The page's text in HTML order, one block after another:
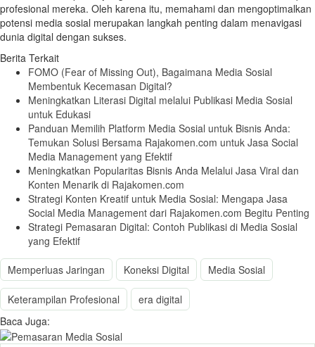
profesional mereka. Oleh karena itu, memahami dan mengoptimalkan
potensi media sosial merupakan langkah penting dalam menavigasi
dunia digital dengan sukses.
Berita Terkait
FOMO (Fear of Missing Out), Bagaimana Media Sosial
Membentuk Kecemasan Digital?
Meningkatkan Literasi Digital melalui Publikasi Media Sosial
untuk Edukasi
Panduan Memilih Platform Media Sosial untuk Bisnis Anda:
Temukan Solusi Bersama Rajakomen.com untuk Jasa Social
Media Management yang Efektif
Meningkatkan Popularitas Bisnis Anda Melalui Jasa Viral dan
Konten Menarik di Rajakomen.com
Strategi Konten Kreatif untuk Media Sosial: Mengapa Jasa
Social Media Management dari Rajakomen.com Begitu Penting
Strategi Pemasaran Digital: Contoh Publikasi di Media Sosial
yang Efektif
Memperluas Jaringan Koneksi Digital Media Sosial
Keterampilan Profesional
era digital
Baca Juga: